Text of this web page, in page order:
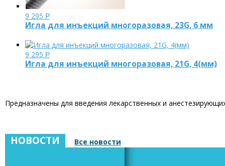
9 295 Р
Игла для инъекций многоразовая, 23G, 6 мм
9 295 Р
Игла для инъекций многоразовая, 21G, 4(мм)
Предназначены для введения лекарственных и
НОВОСТИ Все новости